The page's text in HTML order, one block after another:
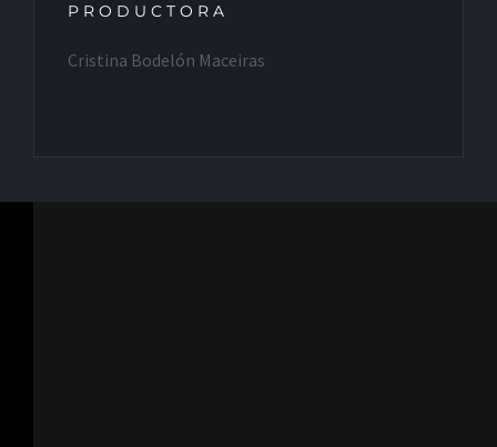
PRODUCTORA
Cristina Bodelón Maceiras